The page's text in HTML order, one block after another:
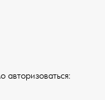
авторизоваться: